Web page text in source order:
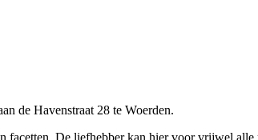
de Havenstraat 28 te Woerden.
De liefhebber kan hier voor vrijwel